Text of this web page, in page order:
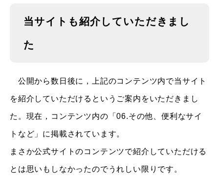
当サイトも紹介していただきまし
た
公開から数日後に，上記のコンテンツ内で当サイト
を紹介していただけるというご案内をいただきまし
た。現在，コンテンツ内の「06.その他、便利なサイ
トなど」に掲載されています。
まさか公式サイトのコンテンツで紹介していただける
とは思いもしなかったのでうれしい限りです。